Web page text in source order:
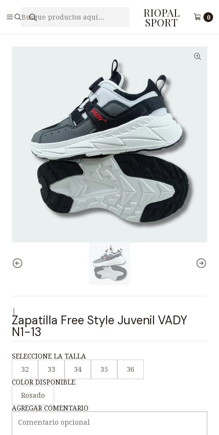
RIOPAL
SPORT 0
Zapatilla Free Style Juvenil VADY N1-13
Zapatilla Free Style Juvenil VADY
N1-13
SELECCIONE LA TALLA
32
33 34 35
36
COLOR DISPONIBLE
Rosado
AGREGAR COMENTARIO